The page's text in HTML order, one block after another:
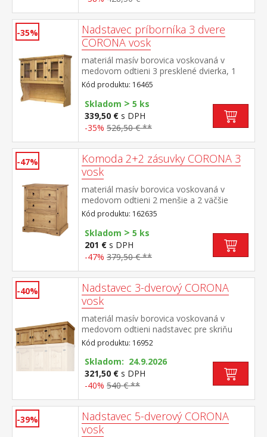
-35%
Nadstavec príborníka 3 dvere
CORONA vosk
materiál masív borovica voskovaná v
medovom odtieni 3 presklené dvierka, 1
polica, kovové ozdobné úchytky vhodný
doplnok ku komode CORONA 1639 alebo
1632 súčasť zostavy Corona
Kód produktu: 16465
Skladom > 5 ks
339,50 € s DPH
-35% 526,50 € **
-47%
Komoda 2+2 zásuvky CORONA 3
vosk
materiál masív borovica voskovaná v
medovom odtieni 2 menšie a 2 väčšie
zásuvky, kovové ozdobné úchytky súčasť
zostavy Corona 3
Kód produktu: 162635
Skladom > 5 ks
201 € s DPH
-47% 379,50 € **
-40%
Nadstavec 3-dverový CORONA
vosk
materiál masív borovica voskovaná v
medovom odtieni nadstavec pre skriňu
162818 súčasť zostavy Corona
Kód produktu: 16952
Skladom: 24.9.2026
321,50 € s DPH
-40% 540 € **
-39%
Nadstavec 5-dverový CORONA
vosk